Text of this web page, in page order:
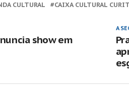
CULTURAL CAIXA CULTURAL
A
show em